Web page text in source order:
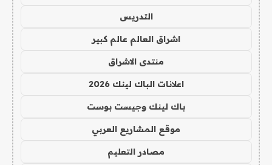
التدريس
اشراق العالم عالم كبير
منتدى الاشراق
اعلانات الباك لينك 2026
باك لينك وجيست بوست
موقع المشاريع العربي
مصادر التعليم